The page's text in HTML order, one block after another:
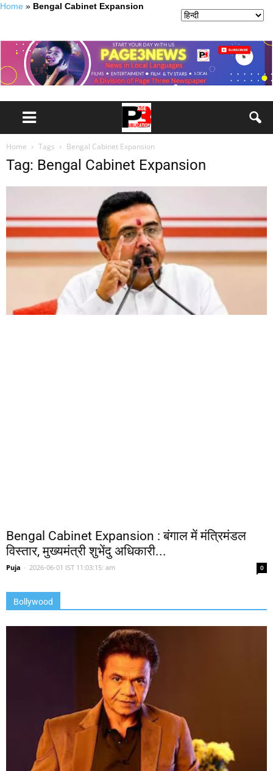
Home » Bengal Cabinet Expansion
Home Tags Bengal Cabinet Expansion
Tag: Bengal Cabinet Expansion
Bengal Cabinet Expansion : बंगाल में मंत्रिमंडल
विस्तार, मुख्यमंत्री शुभेंदु अधिकारी...
Puja - 2026-06-01 IST 11:03:15: am 0
Bollywood